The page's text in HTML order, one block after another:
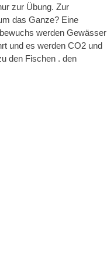
zur Übung. Zur
das Ganze? Eine
werden Gewässer
und es werden CO2 und
den Fischen . den